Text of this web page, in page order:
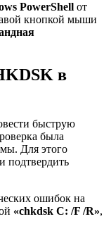
PowerShell от
кнопкой мыши
в
быструю
была
Для этого
и подтвердить
ошибок на
«chkdsk C: /F /R»,